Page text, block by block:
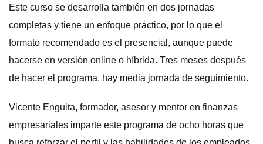
Este curso se desarrolla también en dos jornadas
completas y tiene un enfoque práctico, por lo que el
formato recomendado es el presencial, aunque puede
hacerse en versión online o híbrida. Tres meses después
de hacer el programa, hay media jornada de seguimiento.
Vicente Enguita, formador, asesor y mentor en finanzas
empresariales imparte este programa de ocho horas que